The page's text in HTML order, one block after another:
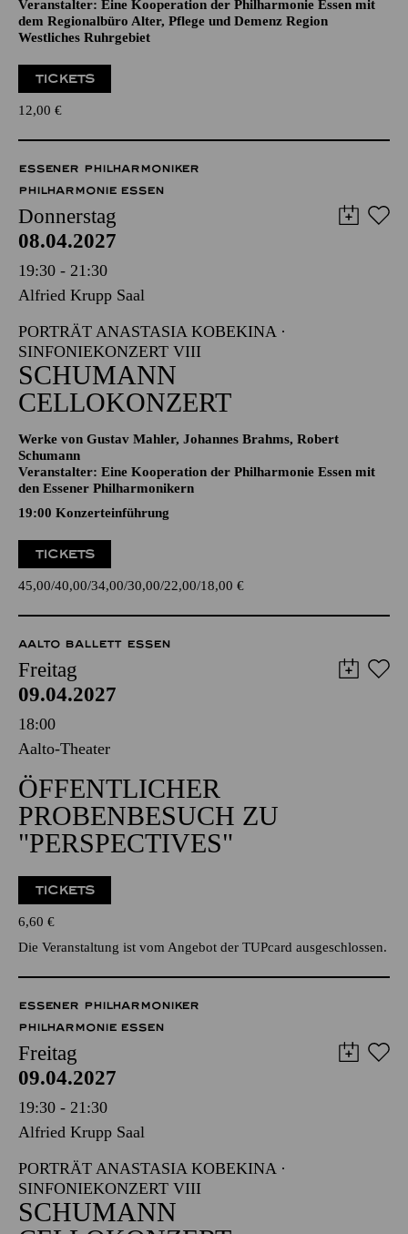
SENIOR*INNEN
dem Regionalbüro Alter, Pflege und Demenz Region
Westliches Ruhrgebiet
12,00€
ESSENER PHILHARMONIKER
PHILHARMONIE ESSEN
Donnerstag
08.04.2027
19:30 - 21:30
Alfried Krupp Saal
PORTRÄT ANASTASIA KOBEKINA ·
SINFONIEKONZERT VIII
SCHUMANN
CELLOKONZERT
Werke von Gustav Mahler, Johannes Brahms, Robert
Schumann
den Essener Philharmonikern
19:00 Konzerteinführung
45,00 40,00 34,00 30,00 22,00
AALTO BALLETT ESSEN
Freitag
09.04.2027
18:00
Aalto-Theater
ÖFFENTLICHER
PROBENBESUCH ZU
"PERSPECTIVES"
TICKETS
6,60€
Die Veranstaltung ist vom Angebot der TUPcard ausgeschlossen.
ESSENER PHILHARMONIKER
PHILHARMONIE ESSEN
Freitag
09.04.2027
19:30 - 21:30
Alfried Krupp Saal
PORTRÄT ANASTASIA KOBEKINA ·